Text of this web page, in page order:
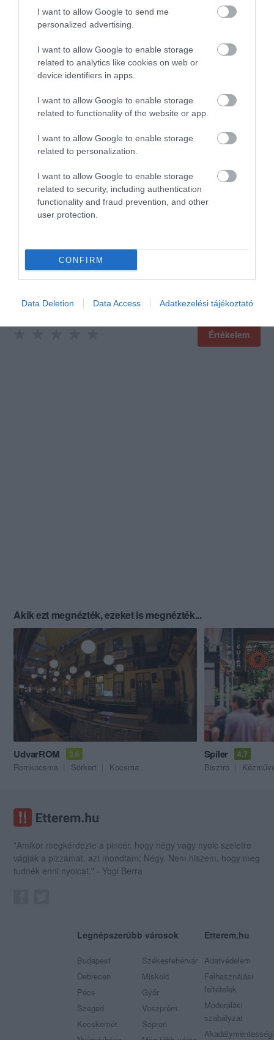
I want to allow Google to send me
personalized advertising.
I want to allow Google to enable storage
related to analytics like cookies on web or
device identifiers in apps.
I want to allow Google to enable storage
related to functionality of the website or app.
I want to allow Google to enable storage
related to personalization.
I want to allow Google to enable storage
related to security, including authentication
functionality and fraud prevention, and other
user protection.
CONFIRM
Data Deletion Data Access Adatkezelési tájékoztató
Összesen 1
Kelemen István
Péntek este 7. Klubszendvics
finom, a hozzá fogyasztott IPA
Chopper viszont remek volt. A
Chopper miatt szinte biztos
Jelentés
Értékeld Te is!
Értékelem
Akik ezt megnézték, ezeket is megnézték...
UdvarROM 3.6
Romkocsma Sörkert Kocsma
Spíler 4.7
Bisztró
"Amikor megkérdezte a pincér, hogy négy vagy nyolc szeletre
vágják a pizzámat, azt mondtam; Négy. Nem hiszem, hogy meg
tudnék enni nyolcat." - Yogi Berra
Legnépszerűbb városok
Budapest
Debrecen
Pécs
Szeged
Kecskemét
Székesfehérvár
Miskolc
Győr
Veszprém
Sopron
Etterem.hu
Adatvédelem
Felhasználási
feltételek
Moderálási
szabályzat
Akadálymentességi